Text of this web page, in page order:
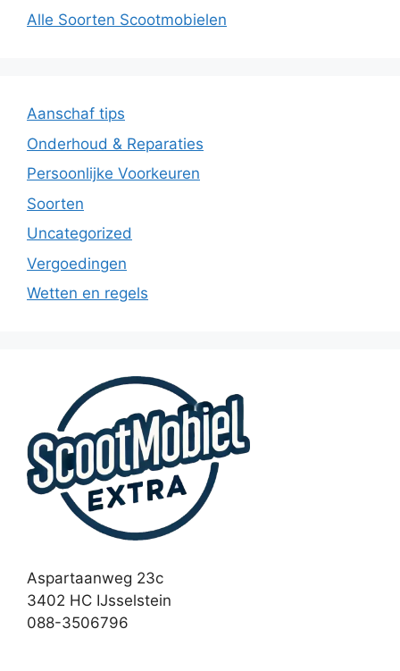
Alle Soorten Scootmobielen
Aanschaf tips
Onderhoud & Reparaties
Persoonlijke Voorkeuren
Soorten
Uncategorized
Vergoedingen
Wetten en regels
Aspartaanweg 23c
3402 HC IJsselstein
088-3506796